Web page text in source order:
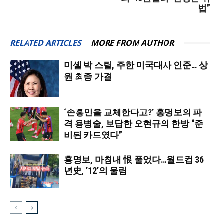
법”
RELATED ARTICLES MORE FROM AUTHOR
미셸 박 스틸, 주한 미국대사 인준… 상
원 최종 가결
‘손흥민을 교체한다고?’ 홍명보의 파
격 용병술, 보답한 오현규의 한방 “준
비된 카드였다”
홍명보, 마침내 恨 풀었다…월드컵 36
년史, ’12’의 울림